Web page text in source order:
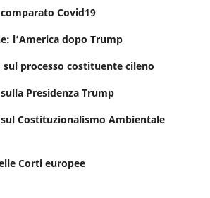
Covid19
l’America dopo Trump
processo costituente cileno
Presidenza Trump
Costituzionalismo Ambientale
Corti europee